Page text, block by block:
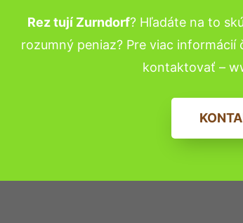
Rez tují Zurndorf? Hľadáte na to
rozumný peniaz? Pre viac
kontaktovať –